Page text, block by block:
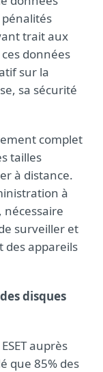
trait aux
données
sur la
sa sécurité
complet
tailles
à distance.
à
nécessaire
surveiller et
des appareils
disques
auprès
que 85% des